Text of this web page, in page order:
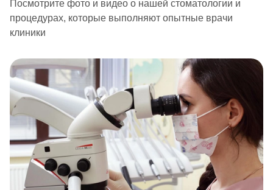
Посмотрите фото и видео о нашей стоматологии и
процедурах, которые выполняют опытные врачи
клиники